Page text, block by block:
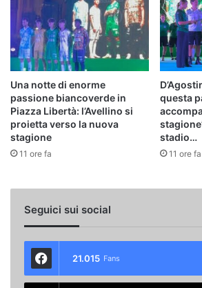
Una notte di enorme
passione biancoverde in
Piazza Libertà: l’Avellino si
proietta verso la nuova
stagione
11 ore fa
questa
stadio…
11 ore fa
Seguici sui social
21.015 Fans